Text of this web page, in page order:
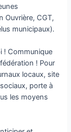
Ouvrière, CGT,
municipaux).
! Communique
! Pour
locaux, site
porte à
les moyens